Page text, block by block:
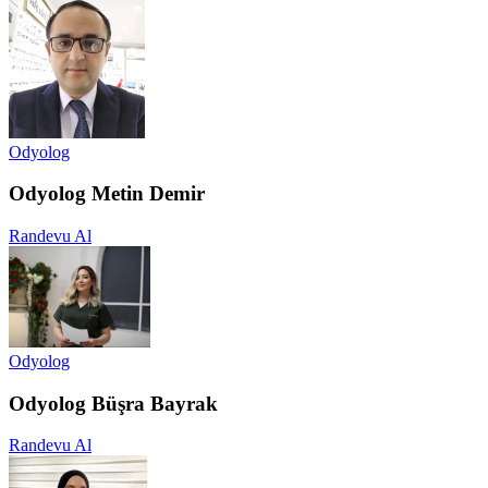
Odyolog
Odyolog Metin Demir
Randevu Al
Odyolog
Odyolog Büşra Bayrak
Randevu Al